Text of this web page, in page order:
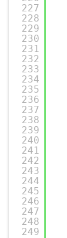
227
228
229
230
231
232
233
234
235
236
237
238
239
240
241
242
243
244
245
246
247
248
249